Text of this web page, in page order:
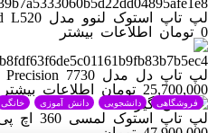
لپ تاپ استوک لنوو مدل ThinkPad L520
0 تومان اطلاعات بیشتر
لپ تاپ دل مدل Precision 7730
25,700,000 تومان اطلاعات بیشتر
فروشگاهی دانشجویی دانش آموزی خانگی
لپ تاپ استوک لمسی 360 اچ پی مدل Specter Pro G1